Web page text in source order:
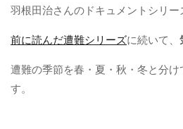
羽根田治さんのドキュメントシリー
前に読んだ遭難シリーズに続いて、
遭難の季節を春・夏・秋・冬と分け
す。